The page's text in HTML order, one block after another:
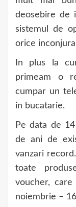
deosebire de
sistemul de
orice
In plus la
primeam o
cumpar un
in bucatarie.
Pe data de
de ani de
vanzari
toate
voucher,
noiembrie –